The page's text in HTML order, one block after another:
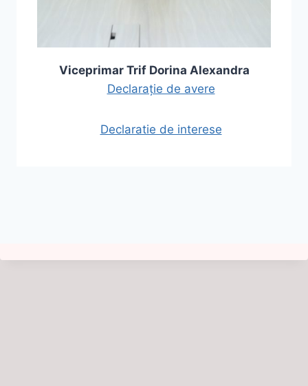
Viceprimar Trif Dorina Alexandra
Declarație de avere
Declaratie de interese